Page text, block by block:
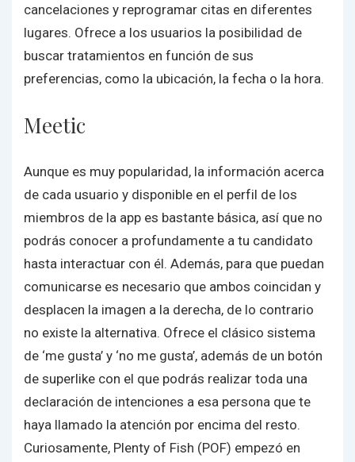
cancelaciones y reprogramar citas en diferentes
lugares. Ofrece a los usuarios la posibilidad de
buscar tratamientos en función de sus
preferencias, como la ubicación, la fecha o la hora.
Meetic
Aunque es muy popularidad, la información acerca
de cada usuario y disponible en el perfil de los
miembros de la app es bastante básica, así que no
podrás conocer a profundamente a tu candidato
hasta interactuar con él. Además, para que puedan
comunicarse es necesario que ambos coincidan y
desplacen la imagen a la derecha, de lo contrario
no existe la alternativa. Ofrece el clásico sistema
de ‘me gusta’ y ‘no me gusta’, además de un botón
de superlike con el que podrás realizar toda una
declaración de intenciones a esa persona que te
haya llamado la atención por encima del resto.
Curiosamente, Plenty of Fish (POF) empezó en